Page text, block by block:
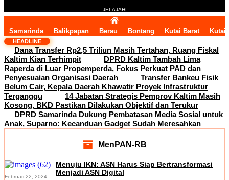
JELAJAHI
Samarinda Balikpapan Berau Bontang Kutai Barat Kutai
HEADLINE
Dana Transfer Rp2,5 Triliun Masih Tertahan, Ruang Fiskal
Kaltim Kian Terhimpit
DPRD Kaltim Tambah Lima
Raperda di Luar Propemperda, Fokus Perkuat PAD dan
Penyesuaian Organisasi Daerah
Transfer Bankeu Fisik
Belum Cair, Kepala Daerah Khawatir Proyek Infrastruktur
Terganggu
14 Jabatan Strategis Pemprov Kaltim Masih
Kosong, BKD Pastikan Dilakukan Objektif dan Terukur
DPRD Samarinda Dukung Pembatasan Media Sosial untuk
Anak, Suparno: Kecanduan Gadget Sudah Meresahkan
MenPAN-RB
Menuju IKN: ASN Harus Siap Bertransformasi
Menjadi ASN Digital
Februari 22, 2024